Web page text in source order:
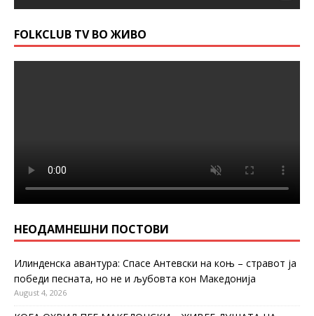
FOLKCLUB TV ВО ЖИВО
НЕОДАМНЕШНИ ПОСТОВИ
Илинденска авантура: Спасе Антевски на коњ – стравот ја
победи песната, но не и љубовта кон Македонија
August 4, 2026